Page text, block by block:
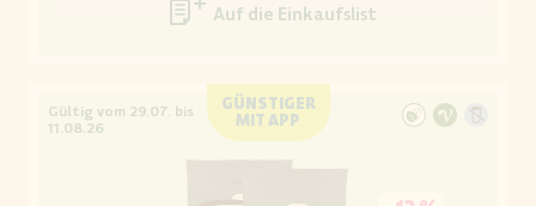
Auf die Einkaufsliste
GÜNSTIGER
MIT APP
Gültig vom 29.07. bis
11.08.26